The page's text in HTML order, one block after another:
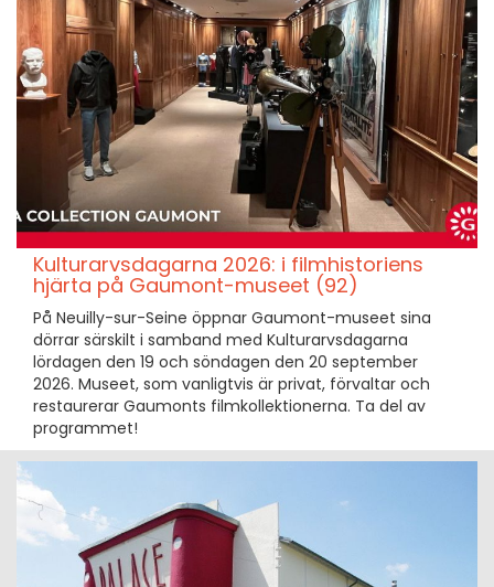
Kulturarvsdagarna 2026: i filmhistoriens
hjärta på Gaumont-museet (92)
På Neuilly-sur-Seine öppnar Gaumont-museet sina
dörrar särskilt i samband med Kulturarvsdagarna
lördagen den 19 och söndagen den 20 september
2026. Museet, som vanligtvis är privat, förvaltar och
restaurerar Gaumonts filmkollektionerna. Ta del av
programmet!